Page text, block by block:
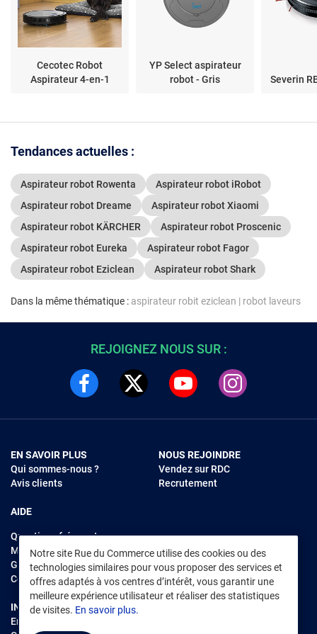
Cecotec Robot
Aspirateur 4-en-1
YP Select aspirateur
robot - Gris
Severin
Tendances actuelles :
Aspirateur robot Rowenta
Aspirateur robot iRobot
Aspirateur robot Dreame
Aspirateur robot Xiaomi
Aspirateur robot KÄRCHER
Aspirateur robot Proscenic
Aspirateur robot Eureka
Aspirateur robot Fagor
Aspirateur robot Eziclean
Aspirateur robot Shark
Dans la même thématique : aspirateur robit eziclean | robot laveurs
Notre site Rue du Commerce utilise des cookies ou des
technologies similaires pour vous proposer des services et
offres adaptés à vos centres d’intérêt, vous garantir une
meilleure expérience utilisateur et réaliser des statistiques
de visites. En savoir plus.
REJOIGNEZ NOUS SUR :
EN SAVOIR PLUS
Qui sommes-nous ?
Avis clients
AIDE
Questions fréquentes
Modes de règlements
Garantie et retours
Contacter Rue du Commerce
NOUS REJOINDRE
Vendez sur RDC
Recrutement
INFORMATIONS LÉGALES
Environnement